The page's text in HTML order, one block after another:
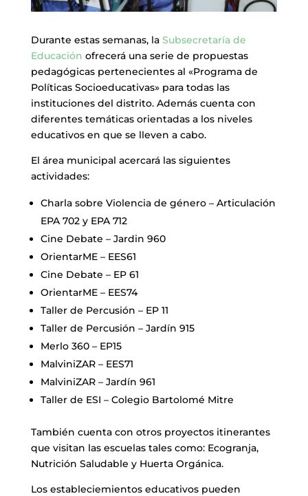
Durante estas semanas, la Subsecretaría de
Educación ofrecerá una serie de propuestas
pedagógicas pertenecientes al «Programa de
Políticas Socioeducativas» para todas las
instituciones del distrito. Además cuenta con
diferentes temáticas orientadas a los niveles
educativos en que se lleven a cabo.
El área municipal acercará las siguientes
actividades:
Charla sobre Violencia de género – Articulación
EPA 702 y EPA 712
Cine Debate – Jardin 960
OrientarME – EES61
Cine Debate – EP 61
OrientarME – EES74
Taller de Percusión – EP 11
Taller de Percusión – Jardín 915
Merlo 360 – EP15
MalviniZAR – EES71
MalviniZAR – Jardín 961
Taller de ESI – Colegio Bartolomé Mitre
También cuenta con otros proyectos itinerantes
que visitan las escuelas tales como: Ecogranja,
Nutrición Saludable y Huerta Orgánica.
Los estableciemientos educativos pueden